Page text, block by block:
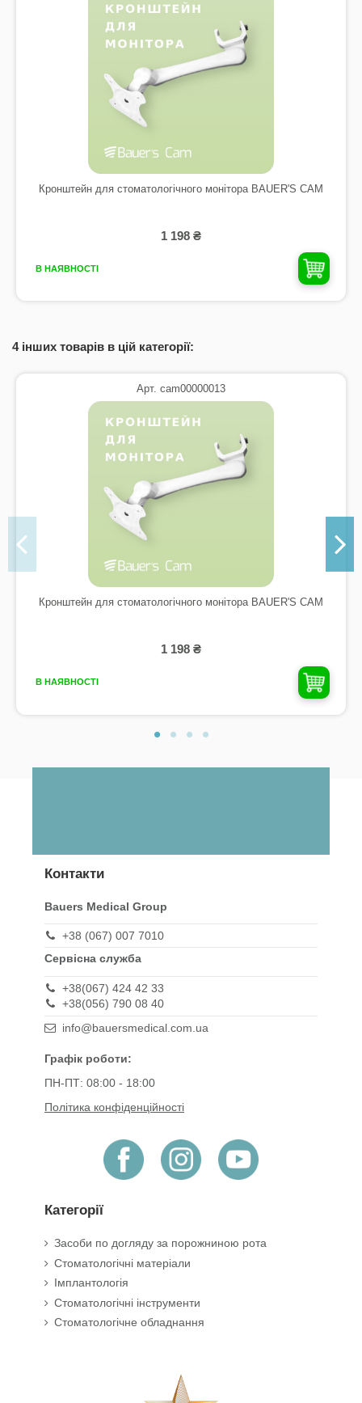
Кронштейн для стоматологічного монітора BAUER'S CAM
1 198 ₴
В НАЯВНОСТІ
4 інших товарів в цій категорії:
Арт. cam00000013
Кронштейн для стоматологічного монітора BAUER'S CAM
1 198 ₴
В НАЯВНОСТІ
Контакти
Bauers Medical Group
+38 (067) 007 7010
Сервісна служба
+38(067) 424 42 33
+38(056) 790 08 40
info@bauersmedical.com.ua
Графік роботи:
ПН-ПТ: 08:00 - 18:00
Політика конфіденційності
Категорії
Засоби по догляду за порожниною рота
Стоматологічні матеріали
Імплантологія
Стоматологічні інструменти
Стоматологічне обладнання